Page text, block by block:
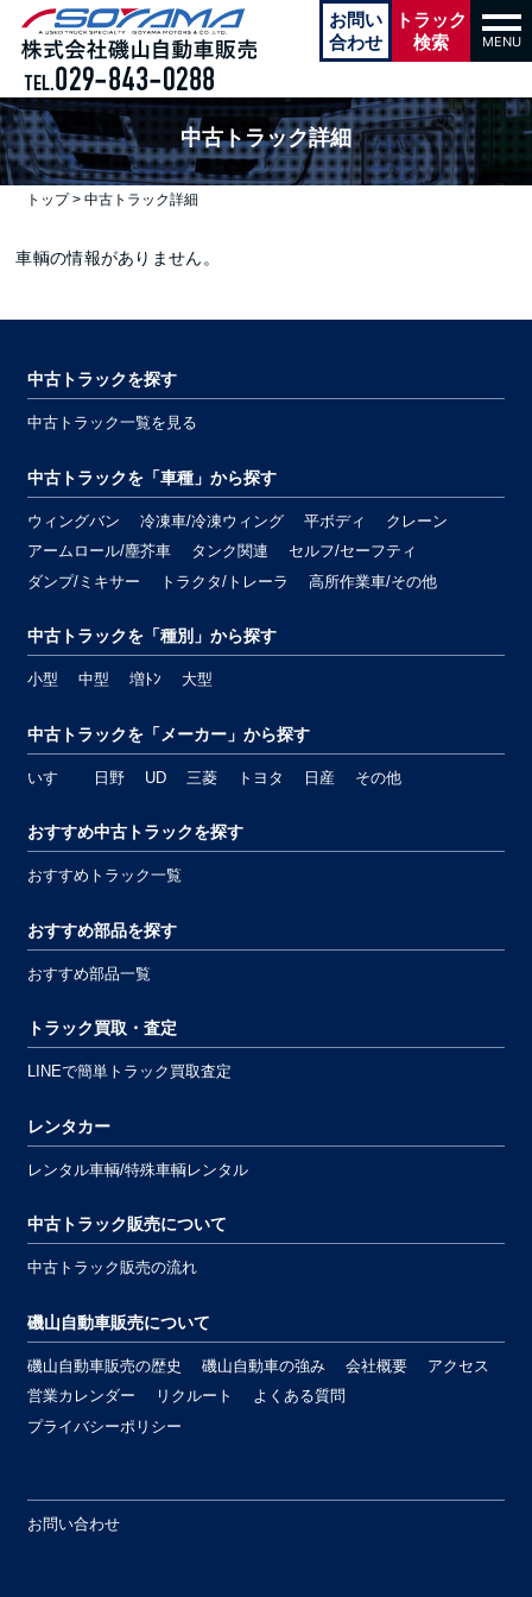
本文へ
MENU
お問い
合わせ
トラック
検索
中古トラック詳細
トップ>中古トラック詳細
車輌の情報がありません。
中古トラックを探す
中古トラック一覧を見る
中古トラックを「車種」から探す
ウィングバン 冷凍車/冷凍ウィング 平ボディ
クレーン
アームロール/塵芥車
タンク関連
セルフ/セーフティ
ダンプ/ミキサー
トラクタ/トレーラ 高所作業車/その他
中古トラックを「種別」から探す
小型 中型 増ﾄﾝ 大型
中古トラックを「メーカー」から探す
いすゞ 日野 UD 三菱 トヨタ 日産 その他
おすすめ中古トラックを探す
おすすめトラック一覧
おすすめ部品を探す
おすすめ部品一覧
トラック買取・査定
LINEで簡単トラック買取査定
レンタカー
レンタル車輌/特殊車輌レンタル
中古トラック販売について
中古トラック販売の流れ
磯山自動車販売について
磯山自動車販売の歴史 磯山自動車の強み 会社概要
アクセス
営業カレンダー
リクルート
よくある質問
プライバシーポリシー
お問い合わせ